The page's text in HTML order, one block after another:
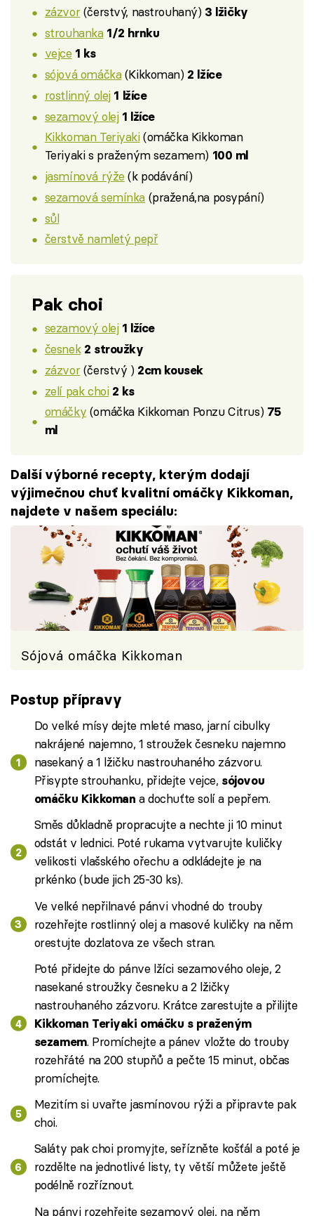
zázvor(čerstvý, nastrouhaný) 3 lžičky
strouhanka 1/2 hrnku
vejce 1 ks
sójová omáčka(Kikkoman) 2 lžíce
rostlinný olej 1 lžíce
sezamový olej 1 lžíce
Kikkoman Teriyaki(omáčka Kikkoman
Teriyaki s praženým sezamem) 100 ml
jasmínová rýže (k podávání)
sezamová semínka (pražená,na posypání)
sůl
čerstvě namletý pepř
Pak choi
sezamový olej 1 lžíce
česnek 2 stroužky
zázvor(čerstvý ) 2cm kousek
zelí pak choi 2 ks
omáčky (omáčka Kikkoman Ponzu Citrus) 75
ml
Další výborné recepty, kterým dodají
výjimečnou chuť kvalitní omáčky Kikkoman,
najdete v našem speciálu:
Sójová omáčka Kikkoman
Postup přípravy
Do velké mísy dejte mleté maso, jarní cibulky
nakrájené najemno, 1 stroužek česneku najemno
nasekaný a 1 lžičku nastrouhaného zázvoru.
Přisypte strouhanku, přidejte vejce, sójovou
omáčku Kikkoman a dochuťte solí a pepřem.
Směs důkladně propracujte a nechte ji 10 minut
odstát v lednici. Poté rukama vytvarujte kuličky
velikosti vlašského ořechu a odkládejte je na
prkénko (bude jich 25-30 ks).
Ve velké nepřilnavé pánvi vhodné do trouby
rozehřejte rostlinný olej a masové kuličky na něm
orestujte dozlatova ze všech stran.
Poté přidejte do pánve lžíci sezamového oleje, 2
nasekané stroužky česneku a 2 lžičky
nastrouhaného zázvoru. Krátce zarestujte a přilijte
Kikkoman Teriyaki omáčku s praženým
sezamem. Promíchejte a pánev vložte do trouby
rozehřáté na 200 stupňů a pečte 15 minut, občas
promíchejte.
Mezitím si uvařte jasmínovou rýži a připravte pak
choi.
Saláty pak choi promyjte, seřízněte košťál a poté je
rozdělte na jednotlivé listy, ty větší můžete ještě
podélně rozříznout.
Na pánvi rozehřejte sezamový olej, na něm